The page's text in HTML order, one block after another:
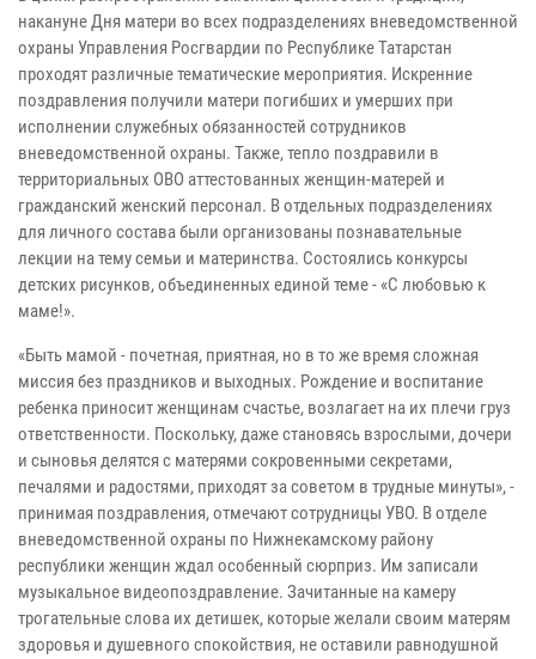
накануне Дня матери во всех подразделениях вневедомственной
охраны Управления Росгвардии по Республике Татарстан
проходят различные тематические мероприятия. Искренние
поздравления получили матери погибших и умерших при
исполнении служебных обязанностей сотрудников
вневедомственной охраны. Также, тепло поздравили в
территориальных ОВО аттестованных женщин-матерей и
гражданский женский персонал. В отдельных подразделениях
для личного состава были организованы познавательные
лекции на тему семьи и материнства. Состоялись конкурсы
детских рисунков, объединенных единой теме - «С любовью к
маме!».
«Быть мамой - почетная, приятная, но в то же время сложная
миссия без праздников и выходных. Рождение и воспитание
ребенка приносит женщинам счастье, возлагает на их плечи груз
ответственности. Поскольку, даже становясь взрослыми, дочери
и сыновья делятся с матерями сокровенными секретами,
печалями и радостями, приходят за советом в трудные минуты», -
принимая поздравления, отмечают сотрудницы УВО. В отделе
вневедомственной охраны по Нижнекамскому району
республики женщин ждал особенный сюрприз. Им записали
музыкальное видеопоздравление. Зачитанные на камеру
трогательные слова их детишек, которые желали своим матерям
здоровья и душевного спокойствия, не оставили равнодушной